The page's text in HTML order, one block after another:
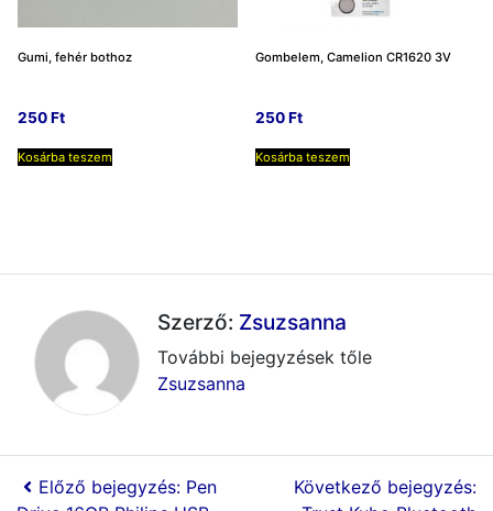
Gumi, fehér bothoz
250Ft
Kosárba teszem
Gombelem, Camelion CR1620 3V
250Ft
Kosárba teszem
Szerző: Zsuzsanna
További bejegyzések tőle
Zsuzsanna
Előző bejegyzés: Pen
Következő bejegyzés: